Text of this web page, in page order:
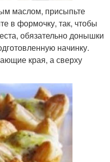
маслом, присыпьте
в формочку, так, чтобы
обязательно донышки
начинку.
края, а сверху